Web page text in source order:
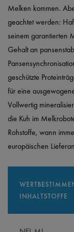
Melken kommen.
geachtet werden:
seinem garantierten
Gehalt an
geschützte
für eine
Vollwertig
die Kuh im
Rohstoffe, wann
europäischen
INHALTSTOFFE